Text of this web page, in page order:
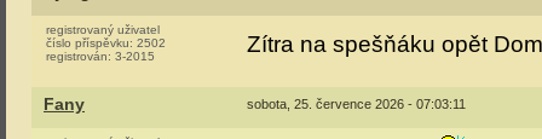
registrovaný uživatel
číslo příspěvku: 2502
registrován: 3-2015 Zítra na spešňáku opět
Fany sobota, 25. července 2026 - 07:03:11